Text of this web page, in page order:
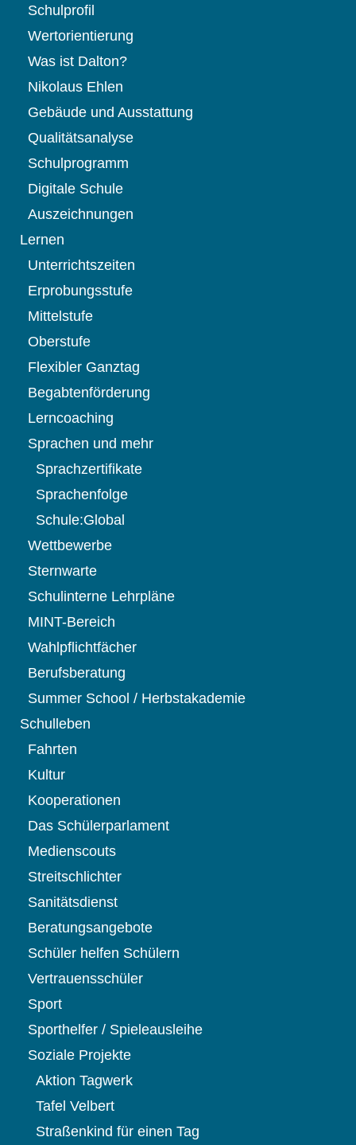
Schulprofil
Wertorientierung
Was ist Dalton?
Nikolaus Ehlen
Gebäude und Ausstattung
Qualitätsanalyse
Schulprogramm
Digitale Schule
Auszeichnungen
Lernen
Unterrichtszeiten
Erprobungsstufe
Mittelstufe
Oberstufe
Flexibler Ganztag
Begabtenförderung
Lerncoaching
Sprachen und mehr
Sprachzertifikate
Sprachenfolge
Schule:Global
Wettbewerbe
Sternwarte
Schulinterne Lehrpläne
MINT-Bereich
Wahlpflichtfächer
Berufsberatung
Summer School / Herbstakademie
Schulleben
Fahrten
Kultur
Kooperationen
Das Schülerparlament
Medienscouts
Streitschlichter
Sanitätsdienst
Beratungsangebote
Schüler helfen Schülern
Vertrauensschüler
Sport
Sporthelfer / Spieleausleihe
Soziale Projekte
Aktion Tagwerk
Tafel Velbert
Straßenkind für einen Tag